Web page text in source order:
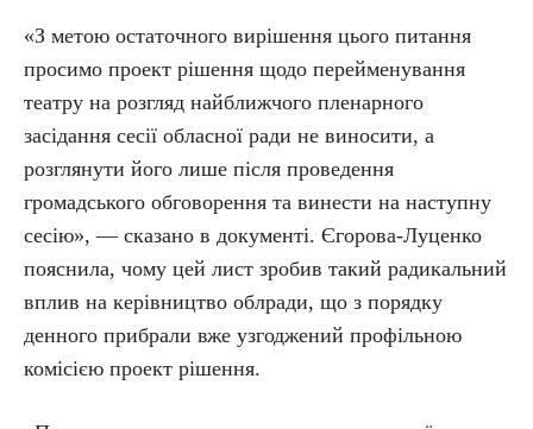
«З метою остаточного вирішення цього питання
просимо проект рішення щодо перейменування
театру на розгляд найближчого пленарного
засідання сесії обласної ради не виносити, а
розглянути його лише після проведення
громадського обговорення та винести на наступну
сесію», — сказано в документі. Єгорова-Луценко
пояснила, чому цей лист зробив такий радикальний
вплив на керівництво облради, що з порядку
денного прибрали вже узгоджений профільною
комісією проект рішення.